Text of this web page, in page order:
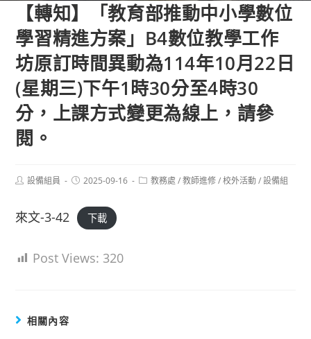
【轉知】「教育部推動中小學數位
學習精進方案」B4數位教學工作
坊原訂時間異動為114年10月22日
(星期三)下午1時30分至4時30
分，上課方式變更為線上，請參
閱。
Post設備組員
Post2025-09-16
Post教務處 / 教師進修 / 校外活動 / 設備組
來文-3-42 下載
Post Views: 320
相關內容